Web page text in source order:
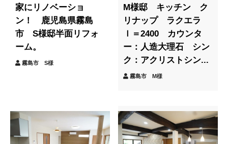
家にリノベーショ
ン！ 鹿児島県霧島
市 S様邸半面リフォ
ーム。
霧島市 S様
M様邸 キッチン ク
リナップ ラクエラ
ｌ＝2400 カウンタ
ー：人造大理石 シン
ク：アクリストシン...
霧島市 M様